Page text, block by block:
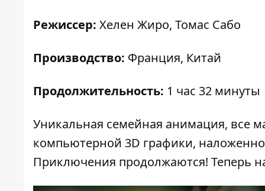
Режиссер: Хелен Жиро, Томас Сабо
Производство: Франция, Китай
Продолжительность: 1 час 32 минуты
Уникальная семейная анимация, все
компьютерной 3D графики,
Приключения продолжаются! Теперь